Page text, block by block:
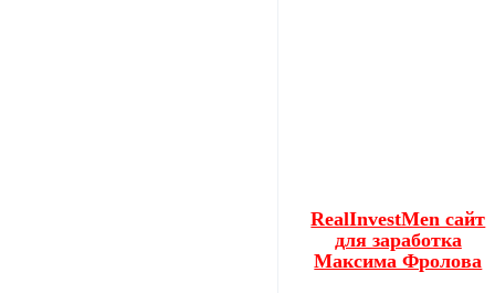
RealInvestMen сайт
для заработка
Максима Фролова